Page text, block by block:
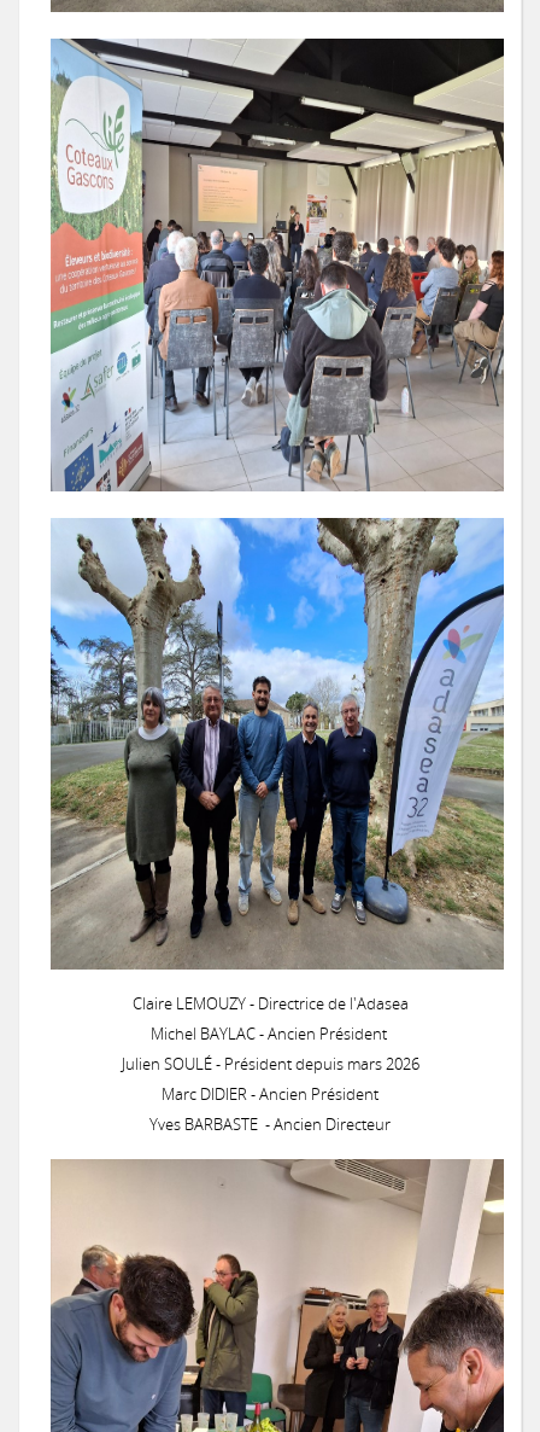
Claire LEMOUZY - Directrice de l'Adasea
Michel BAYLAC - Ancien Président
Julien SOULÉ - Président depuis mars 2026
Marc DIDIER - Ancien Président
Yves BARBASTE - Ancien Directeur